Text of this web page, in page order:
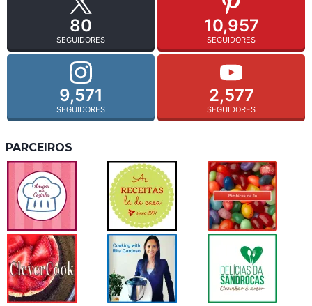
80
SEGUIDORES
10,957
SEGUIDORES
9,571
SEGUIDORES
2,577
SEGUIDORES
PARCEIROS